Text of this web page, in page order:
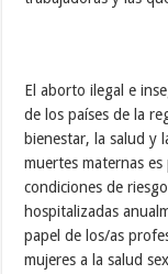
El aborto ilegal e
de los países de la
bienestar, la salud y
muertes maternas
condiciones de
hospitalizadas
papel de los/as
mujeres a la salud